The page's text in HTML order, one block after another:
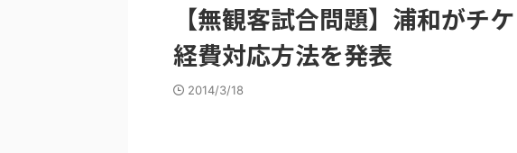
【無観客試合問題】浦和がチ
経費対応方法を発表
2014/3/18